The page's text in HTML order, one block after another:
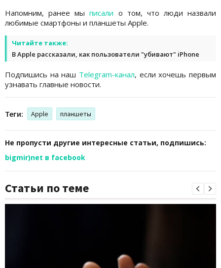
Напомним, ранее мыписали о том, что люди назвали
любимые смартфоны и планшеты Apple.
Читайте также:
В Apple рассказали, как пользователи "убивают" iPhone
Подпишись на наш Telegram-канал, если хочешь первым
узнавать главные новости.
Теги: Apple планшеты
Не пропусти другие интересные статьи, подпишись:
bigmir)net в facebook
Статьи по теме